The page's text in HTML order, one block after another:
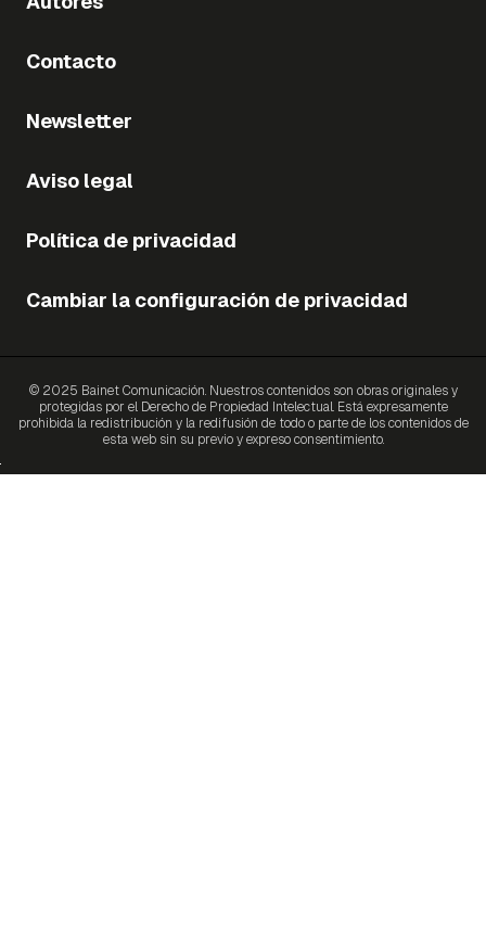
Contacto
Newsletter
Aviso legal
Política de privacidad
Cambiar la configuración de privacidad
© 2025 Bainet Comunicación. Nuestros contenidos son obras originales y
protegidas por el Derecho de Propiedad Intelectual. Está expresamente
prohibida la redistribución y la redifusión de todo o parte de los contenidos de
esta web sin su previo y expreso consentimiento.